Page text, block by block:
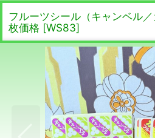
フルーツシール（キャンベル
枚価格 [WS83]